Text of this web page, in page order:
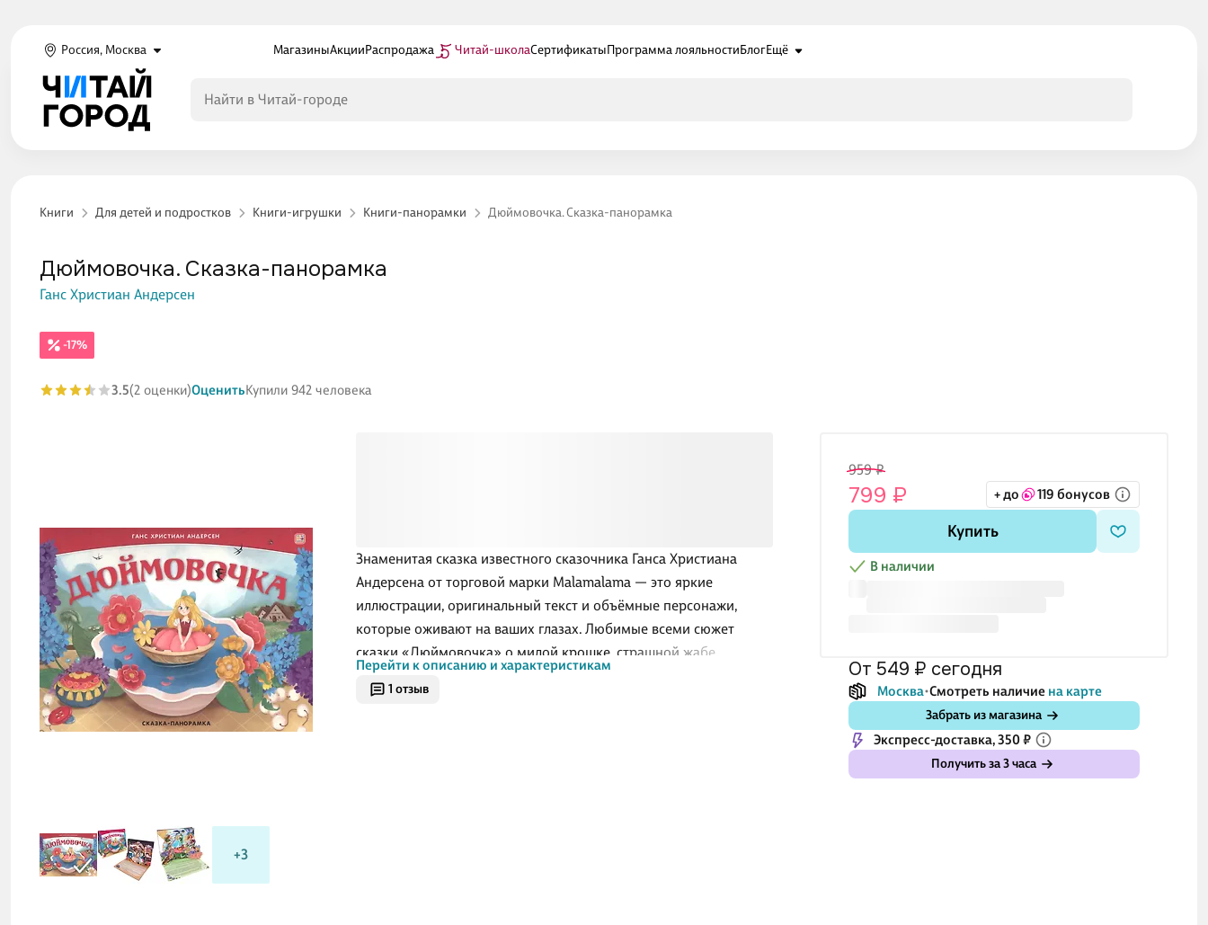
Россия, Москва МагазиныАкцииРаспродажа Читай-школаСертификатыПрограмма лояльностиБлогЕщё
Книги Для детей и подростков Книги-игрушки Книги-панорамки Дюймовочка. Сказка-панорамка
+3
1 отзыв
Знаменитая сказка известного сказочника Ганса Христиана
Андерсена от торговой марки Malamalama — это яркие
иллюстрации, оригинальный текст и объёмные персонажи,
которые оживают на ваших глазах. Любимые всеми сюжет
сказки «Дюймовочка» о милой крошке, страшной жабе,
богатом кроте, доброй ласточке и прекрасном принце
предстанет перед вашим малышом завораживающем
Перейти к описанию и характеристикам
-17%
Дюймовочка. Сказка-панорамка
Ганс Христиан Андерсен
3.5(2 оценки)ОценитьКупили 942 человека
959 ₽
799 ₽ + до 119 бонусов
Купить
В наличии
от 549 ₽ сегодня
Москва Смотреть наличие на карте
Забрать из магазина
Экспресс-доставка, 350 ₽
Получить за 3 часа